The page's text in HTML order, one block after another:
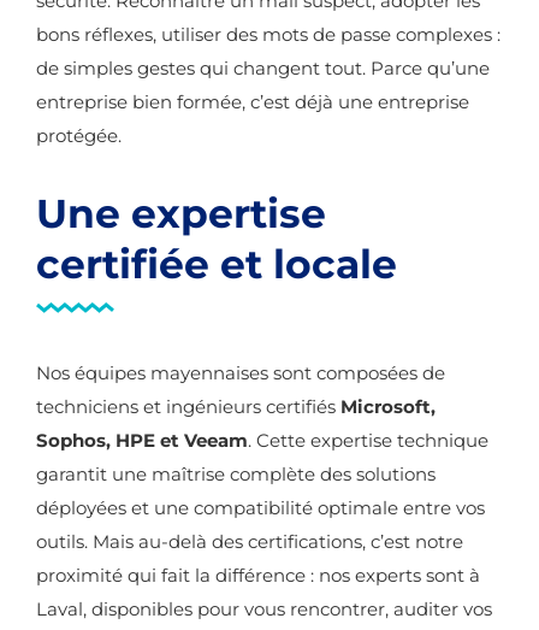
bons réflexes, utiliser des mots de passe complexes :
de simples gestes qui changent tout. Parce qu’une
entreprise bien formée, c’est déjà une entreprise
protégée.
Une expertise
certifiée et locale
Nos équipes mayennaises sont composées de
techniciens et ingénieurs certifiés Microsoft,
Sophos, HPE et Veeam. Cette expertise technique
garantit une maîtrise complète des solutions
déployées et une compatibilité optimale entre vos
outils. Mais au-delà des certifications, c’est notre
proximité qui fait la différence : nos experts sont à
Laval, disponibles pour vous rencontrer, auditer vos